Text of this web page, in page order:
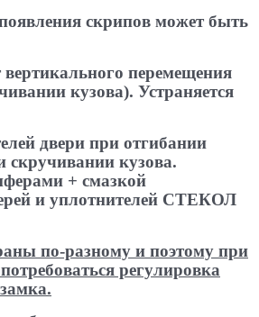
скрипов может быть
вертикального перемещения
кузова). Устраняется
двери при отгибании
скручивании кузова.
+ смазкой
и уплотнителей СТЕКОЛ
по-разному и поэтому при
регулировка